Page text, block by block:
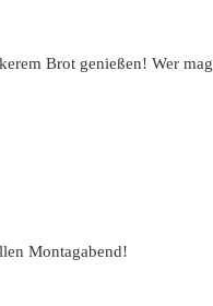
Brot genießen! Wer mag
Montagabend!